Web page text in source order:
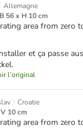
Allemagne
56 x H 10 cm
area from zero
et ça passe
l’original
| Croatie
10 cm
area from zero